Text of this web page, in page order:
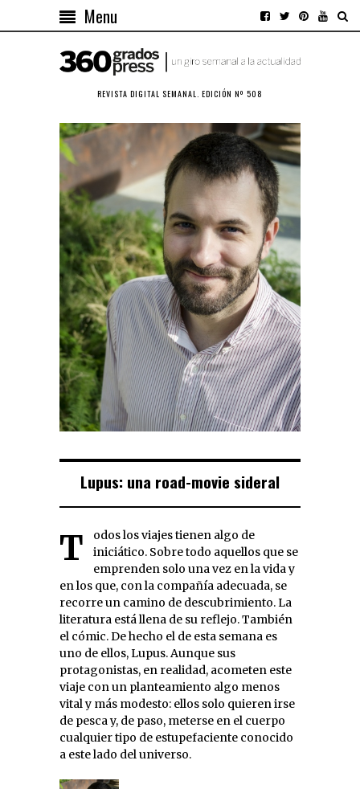
Menu
REVISTA DIGITAL SEMANAL. EDICIÓN Nº 508
Lupus: una road-movie sideral
Todos los viajes tienen algo de
iniciático. Sobre todo aquellos que se
emprenden solo una vez en la vida y
en los que, con la compañía adecuada, se
recorre un camino de descubrimiento. La
literatura está llena de su reflejo. También
el cómic. De hecho el de esta semana es
uno de ellos, Lupus. Aunque sus
protagonistas, en realidad, acometen este
viaje con un planteamiento algo menos
vital y más modesto: ellos solo quieren irse
de pesca y, de paso, meterse en el cuerpo
cualquier tipo de estupefaciente conocido
a este lado del universo.